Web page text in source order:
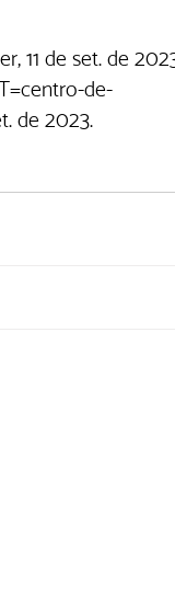
11 de set. de
de-
de 2023.